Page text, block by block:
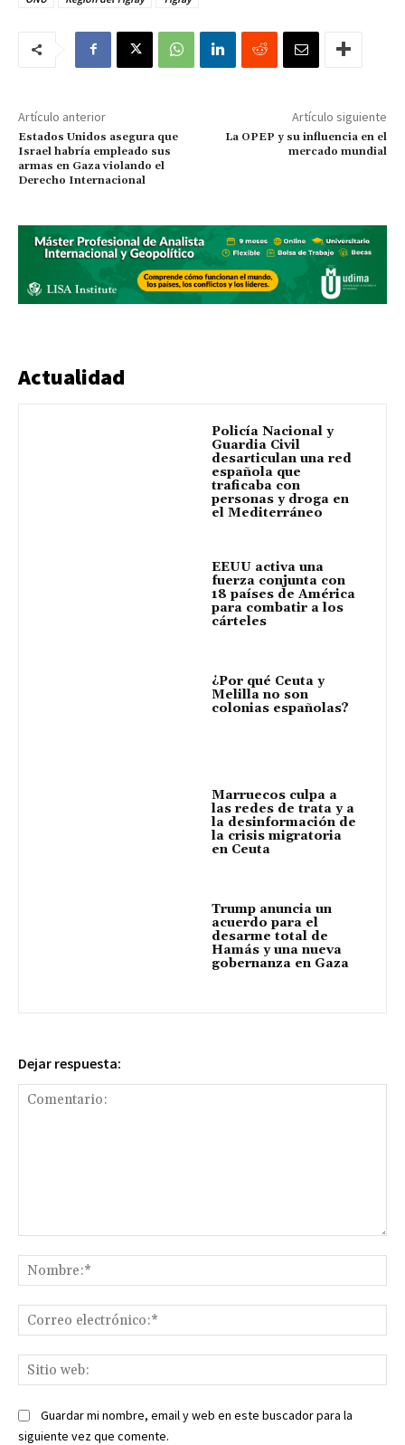
Artículo anterior
Estados Unidos asegura que
Israel habría empleado sus
armas en Gaza violando el
Derecho Internacional
Artículo siguiente
La OPEP y su influencia en el
mercado mundial
Actualidad
Policía Nacional y
Guardia Civil
desarticulan una red
española que
traficaba con
personas y droga en
el Mediterráneo
EEUU activa una
fuerza conjunta con
18 países de América
para combatir a los
cárteles
¿Por qué Ceuta y
Melilla no son
colonias españolas?
Marruecos culpa a
las redes de trata y a
la desinformación de
la crisis migratoria
en Ceuta
Trump anuncia un
acuerdo para el
desarme total de
Hamás y una nueva
gobernanza en Gaza
Dejar respuesta:
Guardar mi nombre, email y web en este buscador para la
siguiente vez que comente.